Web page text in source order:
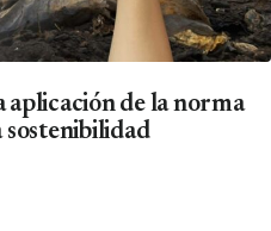
aplicación de la norma